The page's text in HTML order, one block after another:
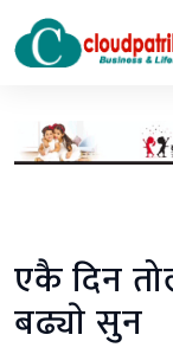
एकै दिन
बढ्याे सुन